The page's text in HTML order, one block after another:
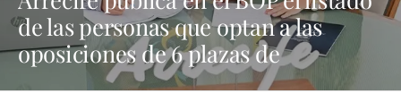
de las personas que optan a las
oposiciones de 6 plazas de
trabajadores sociales